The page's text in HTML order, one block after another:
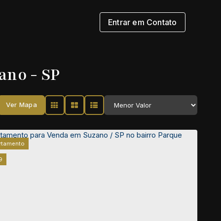
Entrar em Contato
- SP
Ver Mapa